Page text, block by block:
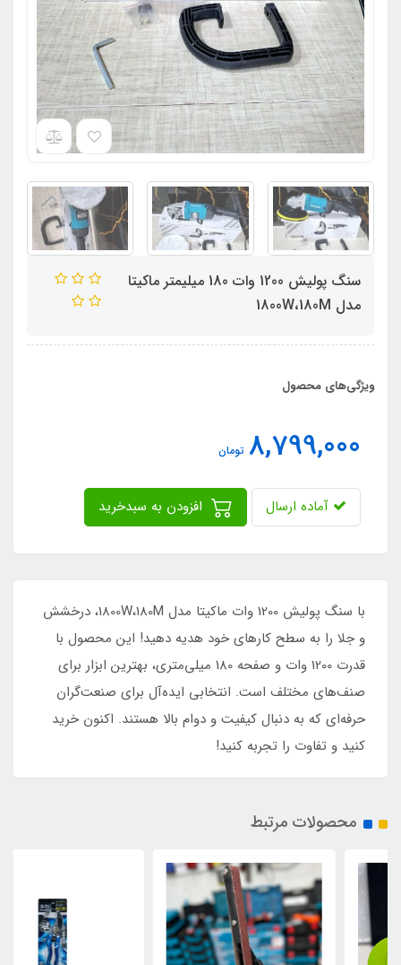
سنگ پولیش 1200 وات 180 میلیمتر ماکیتا
مدل 1800W،180M
ویژگی‌های محصول
8,799,000 تومان
آماده ارسال
با سنگ پولیش 1200 وات ماکیتا مدل 1800W،180M، درخشش
و جلا را به سطح کارهای خود هدیه دهید! این محصول با
قدرت 1200 وات و صفحه 180 میلی‌متری، بهترین ابزار برای
صنف‌های مختلف است. انتخابی ایده‌آل برای صنعت‌گران
حرفه‌ای که به دنبال کیفیت و دوام بالا هستند. اکنون خرید
کنید و تفاوت را تجربه کنید!
محصولات مرتبط